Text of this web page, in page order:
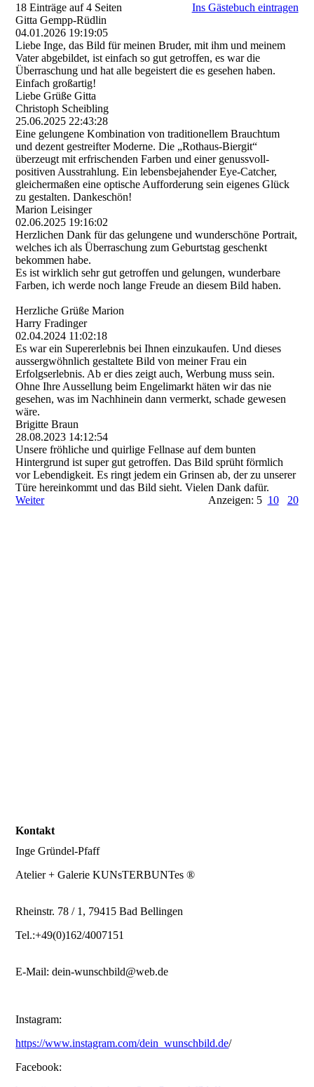
18 Einträge auf 4 Seiten
Ins Gästebuch eintragen
Gitta Gempp-Rüdlin
04.01.2026 19:19:05
Liebe Inge, das Bild für meinen Bruder, mit ihm und meinem
Vater abgebildet, ist einfach so gut getroffen, es war die
Überraschung und hat alle begeistert die es gesehen haben.
Einfach großartig!
Liebe Grüße Gitta
Christoph Scheibling
25.06.2025 22:43:28
Eine gelungene Kombination von traditionellem Brauchtum
und dezent gestreifter Moderne. Die „Rothaus-Biergit“
überzeugt mit erfrischenden Farben und einer genussvoll-
positiven Ausstrahlung. Ein lebensbejahender Eye-Catcher,
gleichermaßen eine optische Aufforderung sein eigenes Glück
zu gestalten. Dankeschön!
Marion Leisinger
02.06.2025 19:16:02
Herzlichen Dank für das gelungene und wunderschöne Portrait,
welches ich als Überraschung zum Geburtstag geschenkt
bekommen habe.
Es ist wirklich sehr gut getroffen und gelungen, wunderbare
Farben, ich werde noch lange Freude an diesem Bild haben.
Herzliche Grüße Marion
Harry Fradinger
02.04.2024 11:02:18
Es war ein Supererlebnis bei Ihnen einzukaufen. Und dieses
aussergwöhnlich gestaltete Bild von meiner Frau ein
Erfolgserlebnis. Ab er dies zeigt auch, Werbung muss sein.
Ohne Ihre Aussellung beim Engelimarkt häten wir das nie
gesehen, was im Nachhinein dann vermerkt, schade gewesen
wäre.
Brigitte Braun
28.08.2023 14:12:54
Unsere fröhliche und quirlige Fellnase auf dem bunten
Hintergrund ist super gut getroffen. Das Bild sprüht förmlich
vor Lebendigkeit. Es ringt jedem ein Grinsen ab, der zu unserer
Türe hereinkommt und das Bild sieht. Vielen Dank dafür.
Weiter
Anzeigen: 5 10 20
Kontakt
Inge Gründel-Pfaff
Atelier + Galerie KUNsTERBUNTes ®
Rheinstr. 78 / 1, 79415 Bad Bellingen
Tel.:+49(0)162/4007151
E-Mail: dein-wunschbild@web.de
Instagram:
https://www.instagram.com/dein_wunschbild.de/
Facebook: